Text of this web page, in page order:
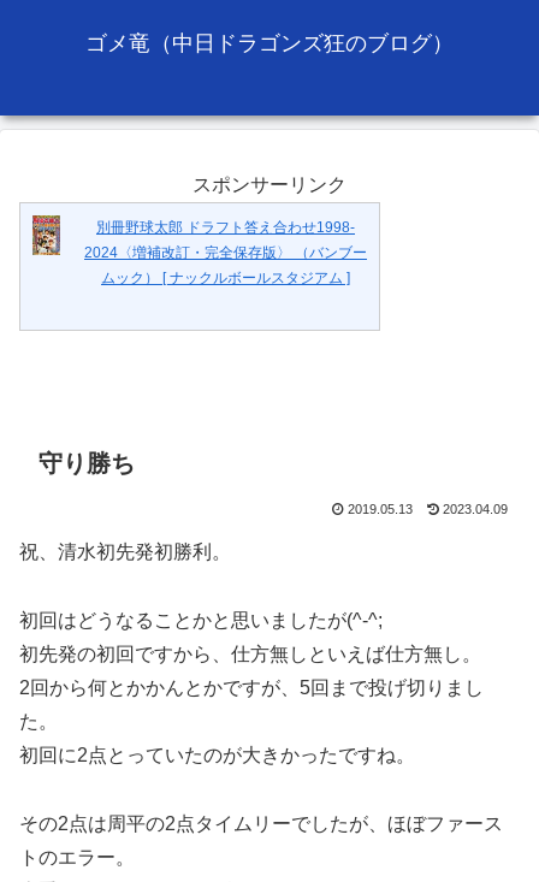
ゴメ竜（中日ドラゴンズ狂のブログ）
スポンサーリンク
別冊野球太郎 ドラフト答え合わせ1998-
2024〈増補改訂・完全保存版〉 （バンブー
ムック） [ ナックルボールスタジアム ]
守り勝ち
2019.05.13 2023.04.09
祝、清水初先発初勝利。
初回はどうなることかと思いましたが(^-^;
初先発の初回ですから、仕方無しといえば仕方無し。
2回から何とかかんとかですが、5回まで投げ切りまし
た。
初回に2点とっていたのが大きかったですね。
その2点は周平の2点タイムリーでしたが、ほぼファース
トのエラー。